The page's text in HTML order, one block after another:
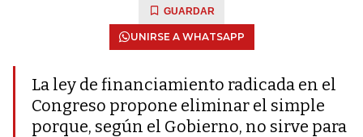
GUARDAR
UNIRSE A WHATSAPP
La ley de financiamiento radicada en el
Congreso propone eliminar el simple
porque, según el Gobierno, no sirve para